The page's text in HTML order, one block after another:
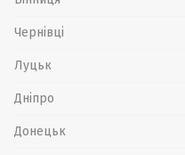
Чернівці
Луцьк
Дніпро
Донецьк